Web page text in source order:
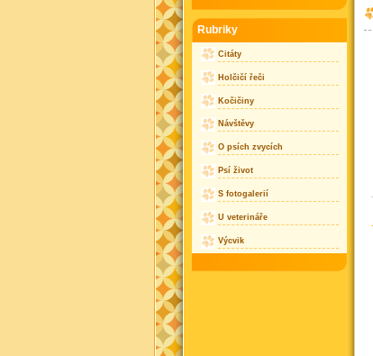
Rubriky
Citáty
Holčičí řeči
Kočičiny
Návštěvy
O psích zvycích
Psí život
S fotogalerií
U veterináře
Výcvik